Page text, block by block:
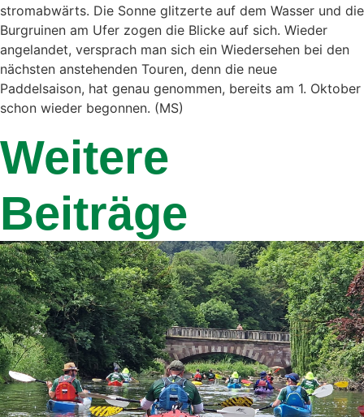
stromabwärts. Die Sonne glitzerte auf dem Wasser und die
Burgruinen am Ufer zogen die Blicke auf sich. Wieder
angelandet, versprach man sich ein Wiedersehen bei den
nächsten anstehenden Touren, denn die neue
Paddelsaison, hat genau genommen, bereits am 1. Oktober
schon wieder begonnen. (MS)
Weitere
Beiträge